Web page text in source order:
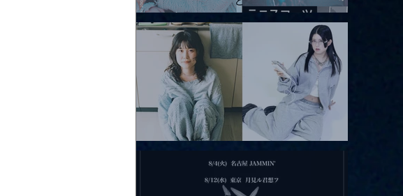
2026.08.10 |【観覧】「巷のmyストーリー/風の憶測1～後藤まりこ
アコースティックviolence POPとテニスコーツ」